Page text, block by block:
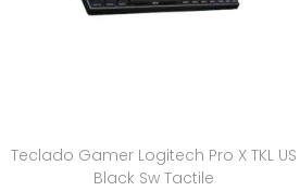
Teclado Gamer Logitech Pro X TKL US
Black Sw Tactile